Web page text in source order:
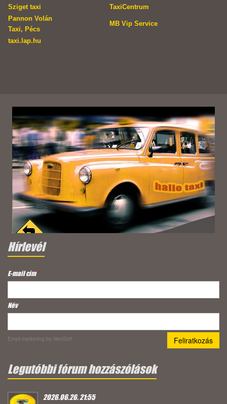
Sziget taxi
TaxiCentrum
Pannon Volán
Taxi, Pécs
MB Vip Service
taxi.lap.hu
Hírlevél
E-mail cím*
Név
Email marketing by NeoSoft
Legutóbbi fórum hozzászólások
2026.06.26. 21:55